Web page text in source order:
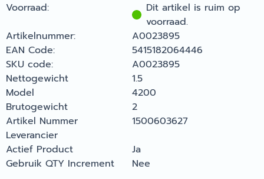
Voorraad:
Dit artikel is ruim op
voorraad.
Artikelnummer:
A0023895
EAN Code:
5415182064446
SKU code:
A0023895
Nettogewicht
1.5
Model
4200
Brutogewicht
2
Artikel Nummer
Leverancier
1500603627
Actief Product
Ja
Gebruik QTY Increment
Nee